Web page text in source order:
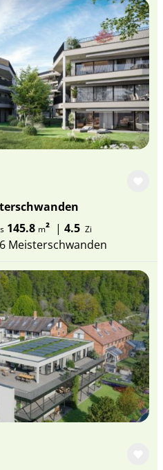
145.8 m² | 4.5 Zi
Meisterschwanden